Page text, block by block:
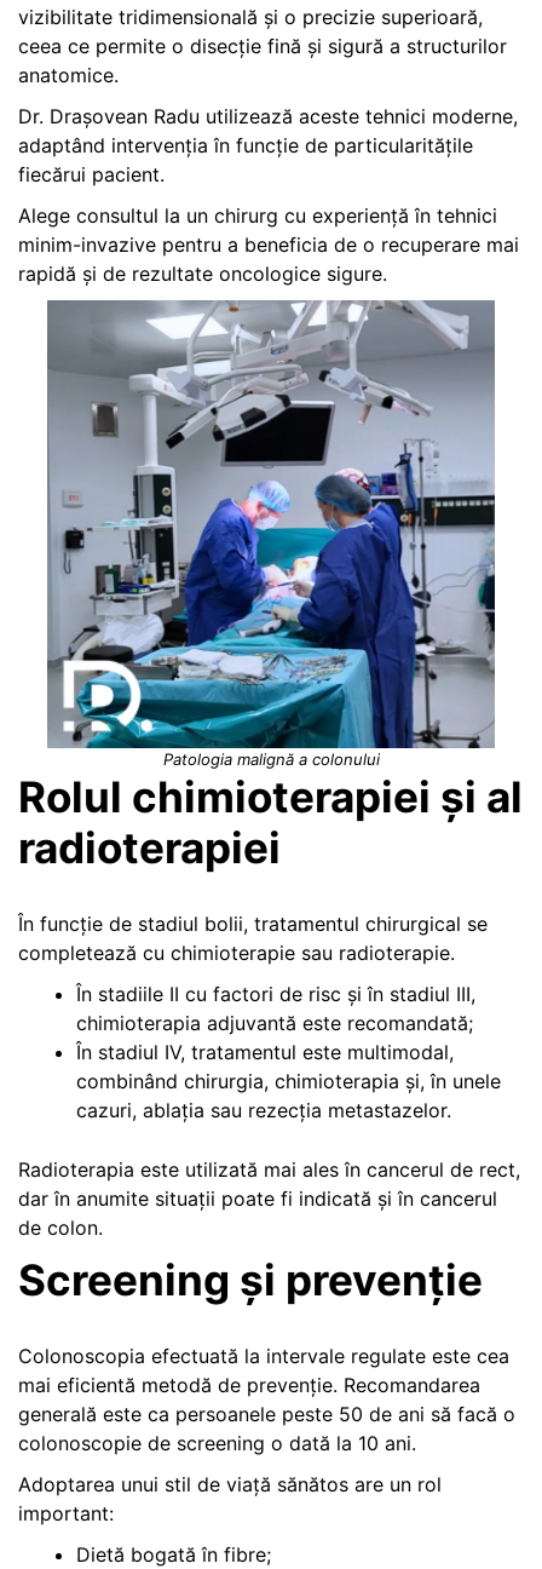
vizibilitate tridimensională și o precizie superioară,
ceea ce permite o disecție fină și sigură a structurilor
anatomice.
Dr. Drașovean Radu utilizează aceste tehnici moderne,
adaptând intervenția în funcție de particularitățile
fiecărui pacient.
Alege consultul la un chirurg cu experiență în tehnici
minim-invazive pentru a beneficia de o recuperare mai
rapidă și de rezultate oncologice sigure.
Patologia malignă a colonului
Rolul chimioterapiei și al
radioterapiei
În funcție de stadiul bolii, tratamentul chirurgical se
completează cu chimioterapie sau radioterapie.
În stadiile II cu factori de risc și în stadiul III,
chimioterapia adjuvantă este recomandată;
În stadiul IV, tratamentul este multimodal,
combinând chirurgia, chimioterapia și, în unele
cazuri, ablația sau rezecția metastazelor.
Radioterapia este utilizată mai ales în cancerul de rect,
dar în anumite situații poate fi indicată și în cancerul
de colon.
Screening și prevenție
Colonoscopia efectuată la intervale regulate este cea
mai eficientă metodă de prevenție. Recomandarea
generală este ca persoanele peste 50 de ani să facă o
colonoscopie de screening o dată la 10 ani.
Adoptarea unui stil de viață sănătos are un rol
important:
Dietă bogată în fibre;